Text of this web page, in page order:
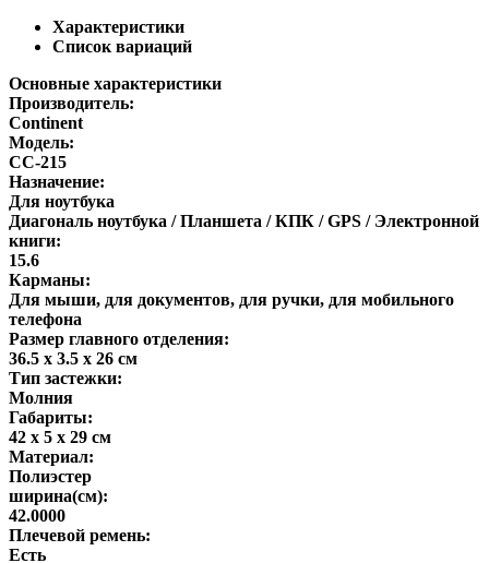
Характеристики
Список вариаций
Основные характеристики
Производитель:
Continent
Модель:
CC-215
Назначение:
Для ноутбука
Диагональ ноутбука / Планшета / КПК / GPS / Электронной
книги:
15.6
Карманы:
Для мыши, для документов, для ручки, для мобильного
телефона
Размер главного отделения:
36.5 x 3.5 x 26 см
Тип застежки:
Молния
Габариты:
42 x 5 x 29 см
Материал:
Полиэстер
ширина(см):
42.0000
Плечевой ремень:
Есть